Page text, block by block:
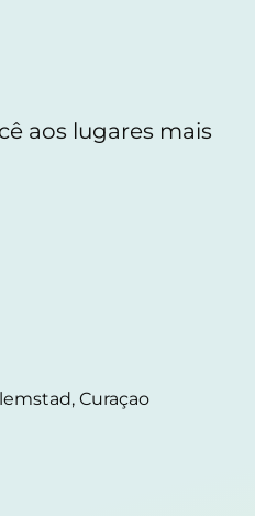
aos lugares mais
Curaçao